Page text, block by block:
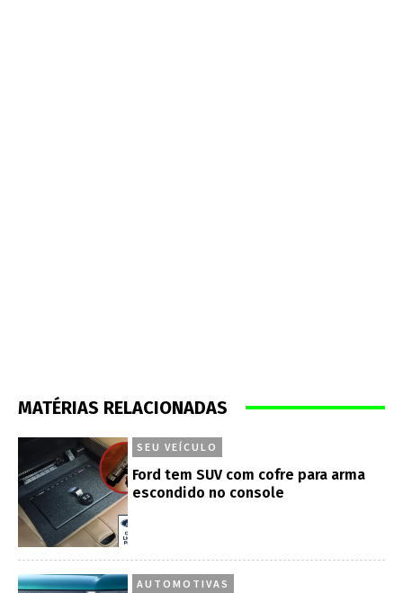
MATÉRIAS RELACIONADAS
SEU VEÍCULO
Ford tem SUV com cofre para arma
escondido no console
AUTOMOTIVAS